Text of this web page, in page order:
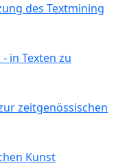
des Textmining
in Texten zu
zeitgenössischen
Kunst